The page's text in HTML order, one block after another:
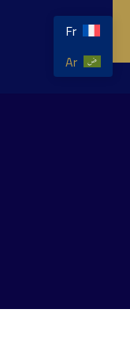
Fr
Ar